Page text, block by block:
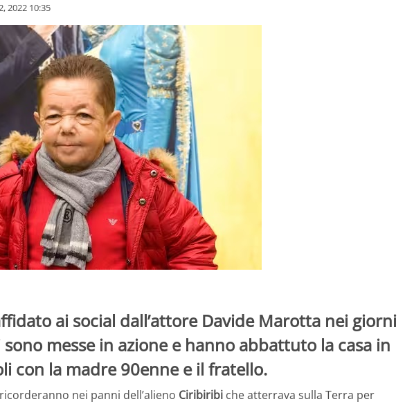
2022 10:35
ai social dall’attore Davide Marotta nei giorni
messe in azione e hanno abbattuto la casa in
con la madre 90enne e il fratello.
nei panni dell’alieno Ciribiribi che atterrava sulla Terra per